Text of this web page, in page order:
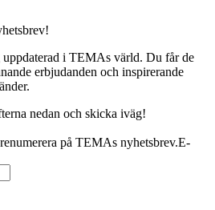
uppdaterad i TEMAs värld. Du får de
erbjudanden och inspirerande
nedan och skicka iväg!
på TEMAs nyhetsbrev.E-